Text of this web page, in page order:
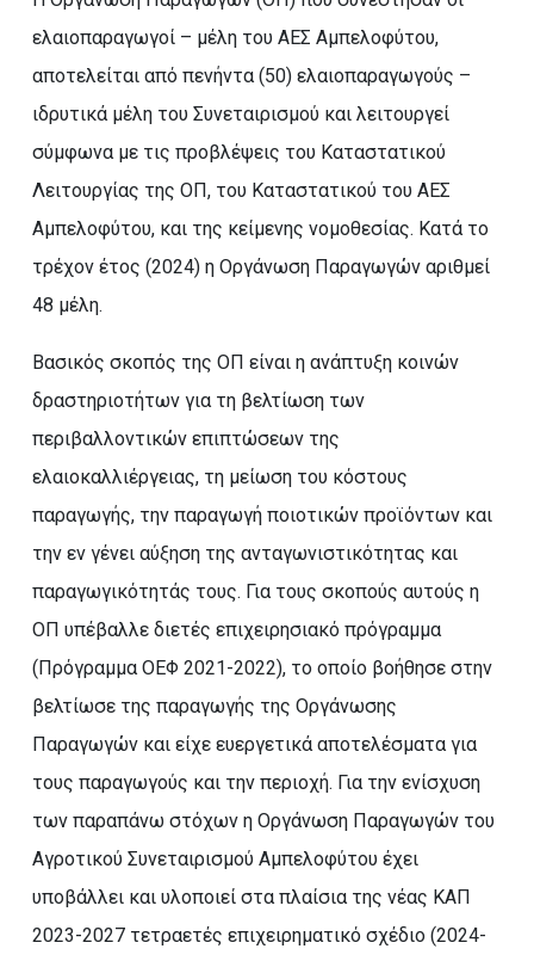
ελαιοπαραγωγοί – μέλη του ΑΕΣ Aμπελοφύτου,
αποτελείται από πενήντα (50) ελαιοπαραγωγούς –
ιδρυτικά μέλη του Συνεταιρισμού και λειτουργεί
σύμφωνα με τις προβλέψεις του Καταστατικού
Λειτουργίας της ΟΠ, του Καταστατικού του ΑΕΣ
Αμπελοφύτου, και της κείμενης νομοθεσίας. Κατά το
τρέχον έτος (2024) η Οργάνωση Παραγωγών αριθμεί
48 μέλη.
Βασικός σκοπός της ΟΠ είναι η ανάπτυξη κοινών
δραστηριοτήτων για τη βελτίωση των
περιβαλλοντικών επιπτώσεων της
ελαιοκαλλιέργειας, τη μείωση του κόστους
παραγωγής, την παραγωγή ποιοτικών προϊόντων και
την εν γένει αύξηση της ανταγωνιστικότητας και
παραγωγικότητάς τους. Για τους σκοπούς αυτούς η
ΟΠ υπέβαλλε διετές επιχειρησιακό πρόγραμμα
(Πρόγραμμα ΟΕΦ 2021-2022), το οποίο βοήθησε στην
βελτίωσε της παραγωγής της Οργάνωσης
Παραγωγών και είχε ευεργετικά αποτελέσματα για
τους παραγωγούς και την περιοχή. Για την ενίσχυση
των παραπάνω στόχων η Οργάνωση Παραγωγών του
Αγροτικού Συνεταιρισμού Αμπελοφύτου έχει
υποβάλλει και υλοποιεί στα πλαίσια της νέας ΚΑΠ
2023-2027 τετραετές επιχειρηματικό σχέδιο (2024-